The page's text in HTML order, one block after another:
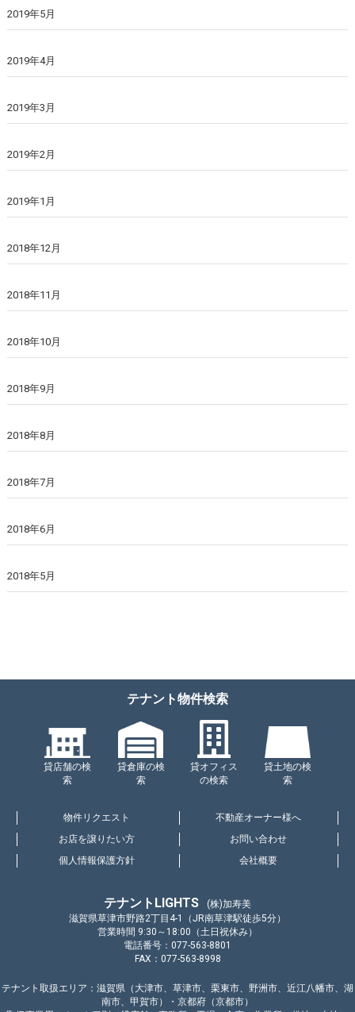
2019年5月
2019年4月
2019年3月
2019年2月
2019年1月
2018年12月
2018年11月
2018年10月
2018年9月
2018年8月
2018年7月
2018年6月
2018年5月
テナント物件検索
貸店舗の検
索
貸倉庫の検
索
貸オフィス
の検索
貸土地の検
索
物件リクエスト
不動産オーナー様へ
お店を譲りたい方
お問い合わせ
個人情報保護方針
会社概要
テナントLIGHTS
(株)加寿美
滋賀県草津市野路2丁目4-1（JR南草津駅徒歩5分）
営業時間 9:30～18:00（土日祝休み）
電話番号：077-563-8801
FAX：077-563-8998
テナント取扱エリア：滋賀県（大津市、草津市、栗東市、野洲市、近江八幡市、湖
南市、甲賀市）・京都府（京都市）